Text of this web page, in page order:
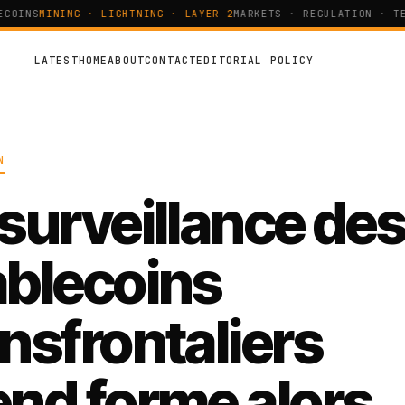
MINING · LIGHTNING · LAYER 2 MARKETS · REGULATION ·
LATESTHOMEABOUTCONTACTEDITORIAL POLICY
des